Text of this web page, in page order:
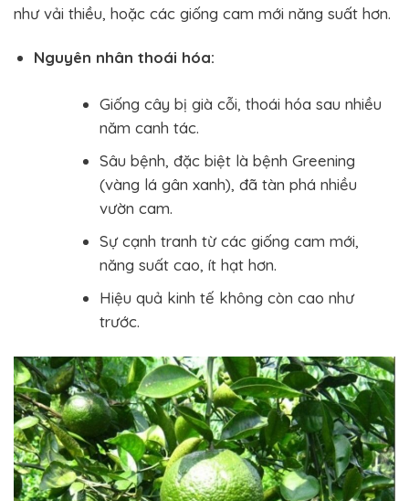
như vải thiều, hoặc các giống cam mới năng suất hơn.
Nguyên nhân thoái hóa:
Giống cây bị già cỗi, thoái hóa sau nhiều
năm canh tác.
Sâu bệnh, đặc biệt là bệnh Greening
(vàng lá gân xanh), đã tàn phá nhiều
vườn cam.
Sự cạnh tranh từ các giống cam mới,
năng suất cao, ít hạt hơn.
Hiệu quả kinh tế không còn cao như
trước.